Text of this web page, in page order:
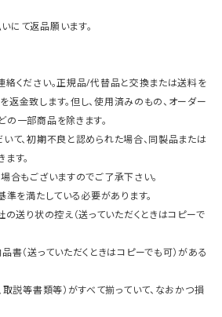
て返品願います。
ください。正規品/代替品と交換または送料を
金致します。但し、使用済みのもの、オーダー
一部商品を除きます。
て、初期不良と認められた場合、同製品または
す。
合もございますのでご了承下さい。
準を満たしている必要があります。
の送り状の控え（送っていただくときはコピーで
書（送っていただくときはコピーでも可）がある
取説等書類等）がすべて揃っていて、なおかつ損